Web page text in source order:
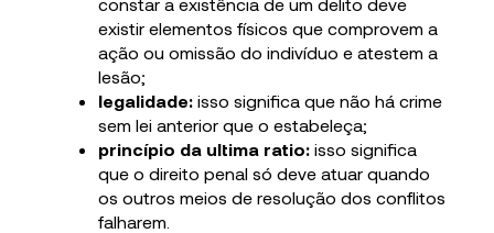
existir elementos físicos que comprovem a
ação ou omissão do indivíduo e atestem a
lesão;
legalidade:isso significa que não há crime
sem lei anterior que o estabeleça;
princípio da ultima ratio: isso significa
que o direito penal só deve atuar quando
os outros meios de resolução dos conflitos
falharem.